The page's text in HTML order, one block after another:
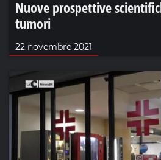
Nuove prospettive
tumori
22 novembre 2021